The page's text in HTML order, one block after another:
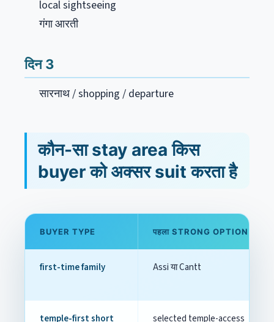
local sightseeing
गंगा आरती
दिन 3
सारनाथ / shopping / departure
कौन-सा stay area किस
buyer को अक्सर suit करता है
BUYER TYPE पहला STRONG OPTION
first-time family Assi या Cantt
temple-first short selected temple-access